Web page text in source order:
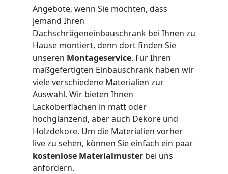
Angebote, wenn Sie möchten, dass
jemand Ihren
Dachschrägeneinbauschrank bei Ihnen zu
Hause montiert, denn dort finden Sie
unseren Montageservice. Für Ihren
maßgefertigten Einbauschrank haben wir
viele verschiedene Materialien zur
Auswahl. Wir bieten Ihnen
Lackoberflächen in matt oder
hochglänzend, aber auch Dekore und
Holzdekore. Um die Materialien vorher
live zu sehen, können Sie einfach ein paar
kostenlose Materialmuster bei uns
anfordern.